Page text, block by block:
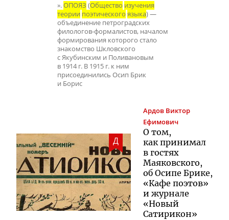
».ОПОЯЗ (Общество изучения
теории поэтического языка) —
объединение петроградских
филологов-формалистов, началом
формирования которого стало
знакомство Шкловского
с Якубинским и Поливановым
в 1914 г. В 1915 г. к ним
присоединились Осип Брик
и Борис
Д
Ардов Виктор
Ефимович
О том,
как принимал
в гостях
Маяковского,
об Осипе Брике,
«Кафе поэтов»
и журнале
«Новый
Сатирикон»